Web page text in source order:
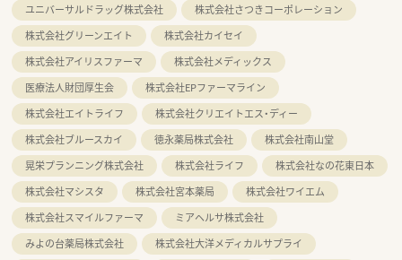
ユニバーサルドラッグ株式会社
株式会社さつきコーポレーション
株式会社グリーンエイト
株式会社カイセイ
株式会社アイリスファーマ
株式会社メディックス
医療法人財団厚生会
株式会社EPファーマライン
株式会社エイトライフ
株式会社クリエイトエス・ディー
株式会社ブルースカイ
徳永薬局株式会社
株式会社南山堂
晃栄プランニング株式会社
株式会社ライフ
株式会社なの花東日本
株式会社マシスタ
株式会社宮本薬局
株式会社ワイエム
株式会社スマイルファーマ
ミアヘルサ株式会社
みよの台薬局株式会社
株式会社大洋メディカルサプライ